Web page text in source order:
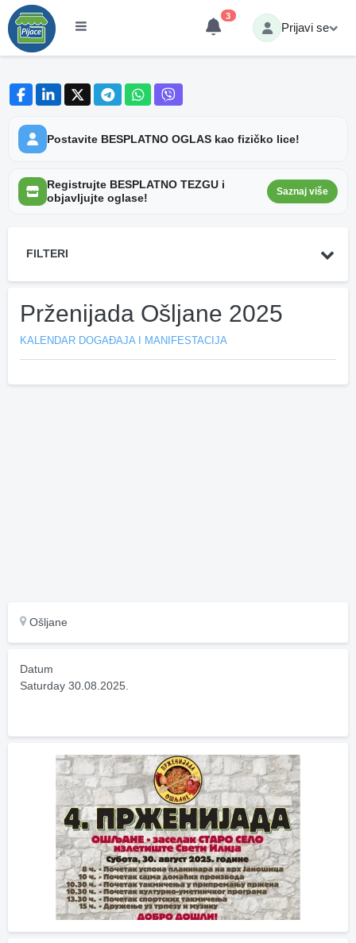
3
Prijavi se
Postavite BESPLATNO OGLAS kao fizičko lice!
Registrujte BESPLATNO TEZGU i
objavljujte oglase!
Saznaj više
FILTERI
Prženijada Ošljane 2025
KALENDAR DOGAĐAJA I MANIFESTACIJA
Ošljane
Datum
Saturday 30.08.2025.